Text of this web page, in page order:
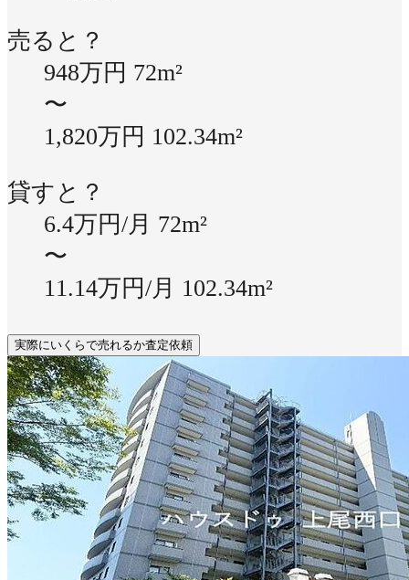
売ると？
948万円 72m²
〜
1,820万円 102.34m²
貸すと？
6.4万円/月 72m²
〜
11.14万円/月 102.34m²
実際にいくらで売れるか査定依頼